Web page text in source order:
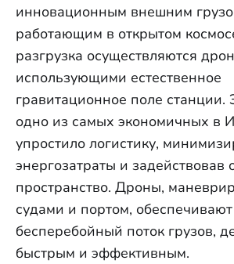
инновационным внешним
работающим в открытом
разгрузка осуществляются
использующими естественное
гравитационное поле станции.
одно из самых экономичных в
упростило логистику,
энергозатраты и задействовав
пространство. Дроны,
судами и портом, обеспечивают
бесперебойный поток грузов,
быстрым и эффективным.